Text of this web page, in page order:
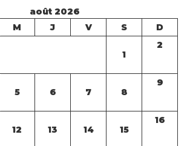
août 2026
M J V S D
1
2
5 6 7 8
9
12 13 14 15
16